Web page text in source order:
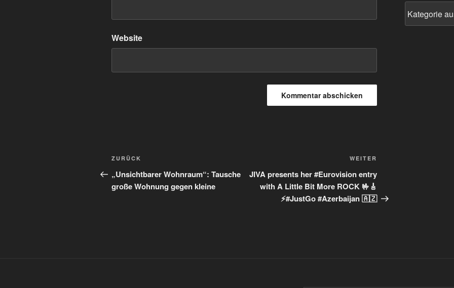
Website
Beitragsnavigation
Vorheriger
Beitrag
ZURÜCK
„Unsichtbarer Wohnraum“: Tausche
große Wohnung gegen kleine
Beitrag
WEITER
JIVA presents her #Eurovision entry
with A Little Bit More ROCK 🤟🎸
⚡#JustGo #Azerbaijan 🇦🇿